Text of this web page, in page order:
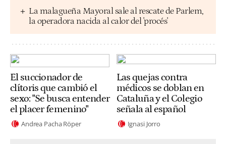
La malagueña Mayoral sale al rescate de Parlem,
la operadora nacida al calor del 'procés'
El succionador de
clítoris que cambió el
sexo: "Se busca entender
el placer femenino"
Andrea Pacha Röper
Las quejas contra
médicos se doblan en
Cataluña y el Colegio
señala al español
Ignasi Jorro